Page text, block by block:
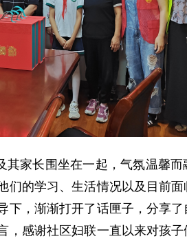
家长围坐在一起，气氛温馨而
们的学习、生活情况以及目前
下，渐渐打开了话匣子，分享
，感谢社区妇联一直以来对孩